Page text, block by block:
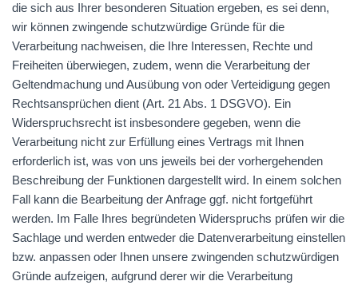
die sich aus Ihrer besonderen Situation ergeben, es sei denn,
wir können zwingende schutzwürdige Gründe für die
Verarbeitung nachweisen, die Ihre Interessen, Rechte und
Freiheiten überwiegen, zudem, wenn die Verarbeitung der
Geltendmachung und Ausübung von oder Verteidigung gegen
Rechtsansprüchen dient (Art. 21 Abs. 1 DSGVO). Ein
Widerspruchsrecht ist insbesondere gegeben, wenn die
Verarbeitung nicht zur Erfüllung eines Vertrags mit Ihnen
erforderlich ist, was von uns jeweils bei der vorhergehenden
Beschreibung der Funktionen dargestellt wird. In einem solchen
Fall kann die Bearbeitung der Anfrage ggf. nicht fortgeführt
werden. Im Falle Ihres begründeten Widerspruchs prüfen wir die
Sachlage und werden entweder die Datenverarbeitung einstellen
bzw. anpassen oder Ihnen unsere zwingenden schutzwürdigen
Gründe aufzeigen, aufgrund derer wir die Verarbeitung